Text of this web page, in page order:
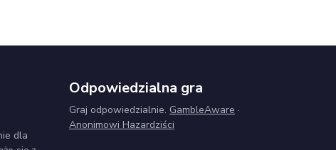
dla
Odpowiedzialna gra
Graj odpowiedzialnie. GambleAware ·
Anonimowi Hazardziści